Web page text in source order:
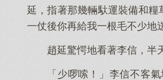
延，指著那幾輛馱運裝備和
一仗後你再給我一根毛不少地
趙延驚愕地看著李信，半
「少啰嗦！」李信不客